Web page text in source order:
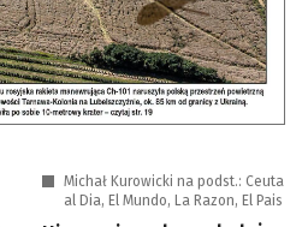
Michał Kurowicki na podst.: Ceuta
al Dia, El Mundo, La Razon, El Pais